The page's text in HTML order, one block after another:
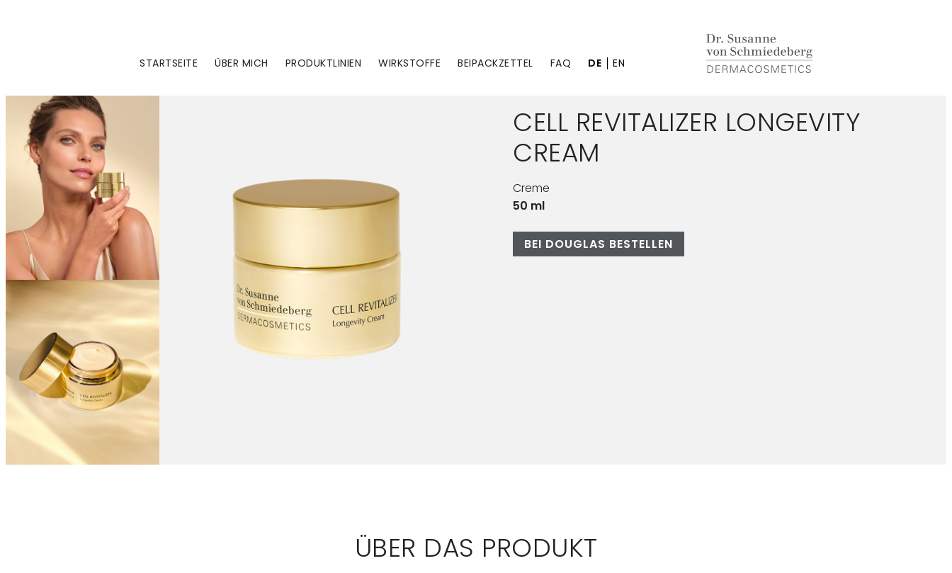
STARTSEITE ÜBER MICH PRODUKTLINIEN WIRKSTOFFE BEIPACKZETTEL FAQ DE EN
CELL REVITALIZER LONGEVITY
CREAM
Creme
50 ml
BEI DOUGLAS BESTELLEN
ÜBER DAS PRODUKT